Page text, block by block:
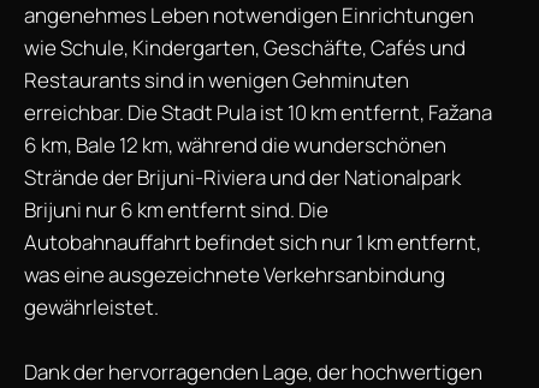
angenehmes Leben notwendigen Einrichtungen
wie Schule, Kindergarten, Geschäfte, Cafés und
Restaurants sind in wenigen Gehminuten
erreichbar. Die Stadt Pula ist 10 km entfernt, Fažana
6 km, Bale 12 km, während die wunderschönen
Strände der Brijuni-Riviera und der Nationalpark
Brijuni nur 6 km entfernt sind. Die
Autobahnauffahrt befindet sich nur 1 km entfernt,
was eine ausgezeichnete Verkehrsanbindung
gewährleistet.
Dank der hervorragenden Lage, der hochwertigen